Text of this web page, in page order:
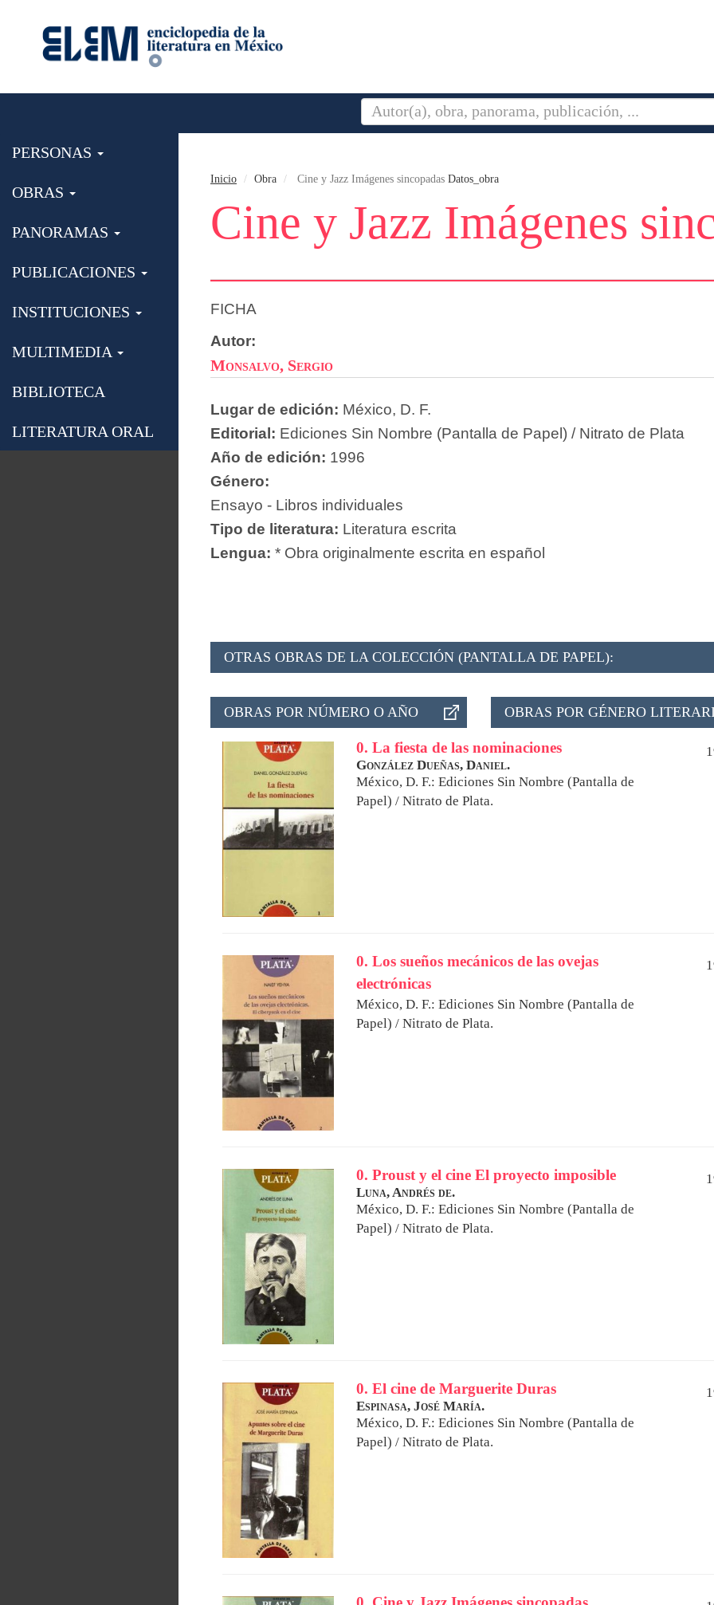
PERSONAS
OBRAS
PANORAMAS
PUBLICACIONES
INSTITUCIONES
MULTIMEDIA
BIBLIOTECA
LITERATURA ORAL
Inicio Obra Cine y Jazz Imágenes sincopadas Datos_obra
Cine y Jazz Imágenes
FICHA
Autor:
Monsalvo, Sergio
Lugar de edición: México, D. F.
Editorial: Ediciones Sin Nombre (Pantalla de Papel) / Nitrato de Plata
Año de edición: 1996
Género:
Ensayo - Libros individuales
Tipo de literatura: Literatura escrita
Lengua: * Obra originalmente escrita en español
OTRAS OBRAS DE LA COLECCIÓN (PANTALLA DE PAPEL):
OBRAS POR NÚMERO O AÑO OBRAS POR GÉNERO
0. La fiesta de las nominaciones
González Dueñas, Daniel.
México, D. F.: Ediciones Sin Nombre (Pantalla de
Papel) / Nitrato de Plata.
0. Los sueños mecánicos de las ovejas
electrónicas
México, D. F.: Ediciones Sin Nombre (Pantalla de
Papel) / Nitrato de Plata.
0. Proust y el cine El proyecto imposible
Luna, Andrés de.
México, D. F.: Ediciones Sin Nombre (Pantalla de
Papel) / Nitrato de Plata.
0. El cine de Marguerite Duras
Espinasa, José María.
México, D. F.: Ediciones Sin Nombre (Pantalla de
Papel) / Nitrato de Plata.